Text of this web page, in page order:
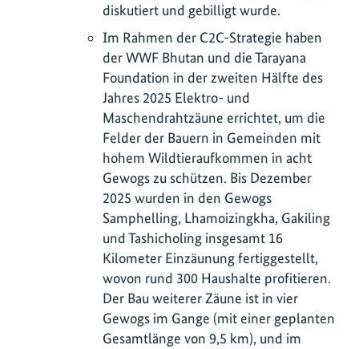
diskutiert und gebilligt wurde.
Im Rahmen der C2C-Strategie haben
der WWF Bhutan und die Tarayana
Foundation in der zweiten Hälfte des
Jahres 2025 Elektro- und
Maschendrahtzäune errichtet, um die
Felder der Bauern in Gemeinden mit
hohem Wildtieraufkommen in acht
Gewogs zu schützen. Bis Dezember
2025 wurden in den Gewogs
Samphelling, Lhamoizingkha, Gakiling
und Tashicholing insgesamt 16
Kilometer Einzäunung fertiggestellt,
wovon rund 300 Haushalte profitieren.
Der Bau weiterer Zäune ist in vier
Gewogs im Gange (mit einer geplanten
Gesamtlänge von 9,5 km), und im